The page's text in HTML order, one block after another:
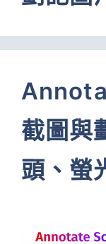
截圖與
頭、螢